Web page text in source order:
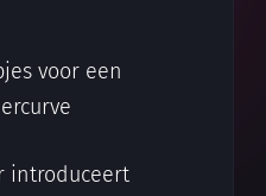
voor een
introduceert